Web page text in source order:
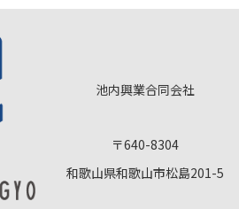
池内興業合同会社
〒640-8304
和歌山県和歌山市松島201-5